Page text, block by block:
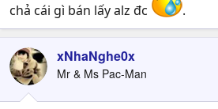
chả cái gì bán lấy alz đc
.
xNhaNghe0x
Mr & Ms Pac-Man